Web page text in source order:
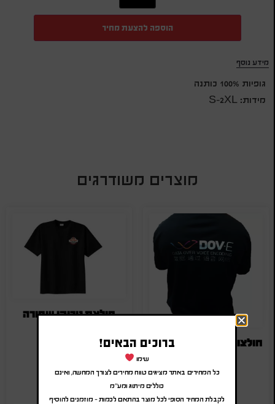
הוספה להצעת מחיר
מידע נוסף
גופיות 100% כותנה
מידות: S-2XL
מוצרים משודרגים
חולצות פולו עם הדפסה דיגיטלית צבעונית בחיתוך לייזר
(לפני מע"מ)
חולצת טריקו שחורה
ברוכים הבאים!
שימו
כל המחירים באתר מציגים טווח מחירים לצורך המחשה, ואינם
כוללים מיתוג ומע"מ
לקבלת המחיר הסופי לכל מוצר בהתאם לכמות – מוזמנים להוסיף